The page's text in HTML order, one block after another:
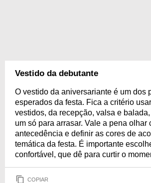
Vestido da debutante
O vestido da aniversariante é um dos
esperados da festa. Fica a critério
vestidos, da recepção, valsa e
um só para arrasar. Vale a pena olhar
antecedência e definir as cores de
temática da festa. É importante
confortável, que dê para curtir o
COPIAR